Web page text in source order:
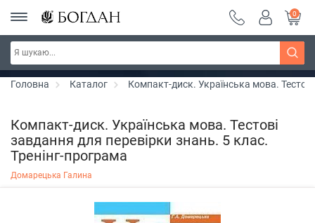
РОЗПРОДАЖ ~ 150 грн ~ 200 грн ~ 250 грн ~
300 грн ~ РОЗПРОДАЖ
Дізнатись більше
0
Головна Каталог Компакт-диск. Українська мова.
Компакт-диск. Українська мова. Тестові
завдання для перевірки знань. 5 клас.
Тренінг-програма
Домарецька Галина